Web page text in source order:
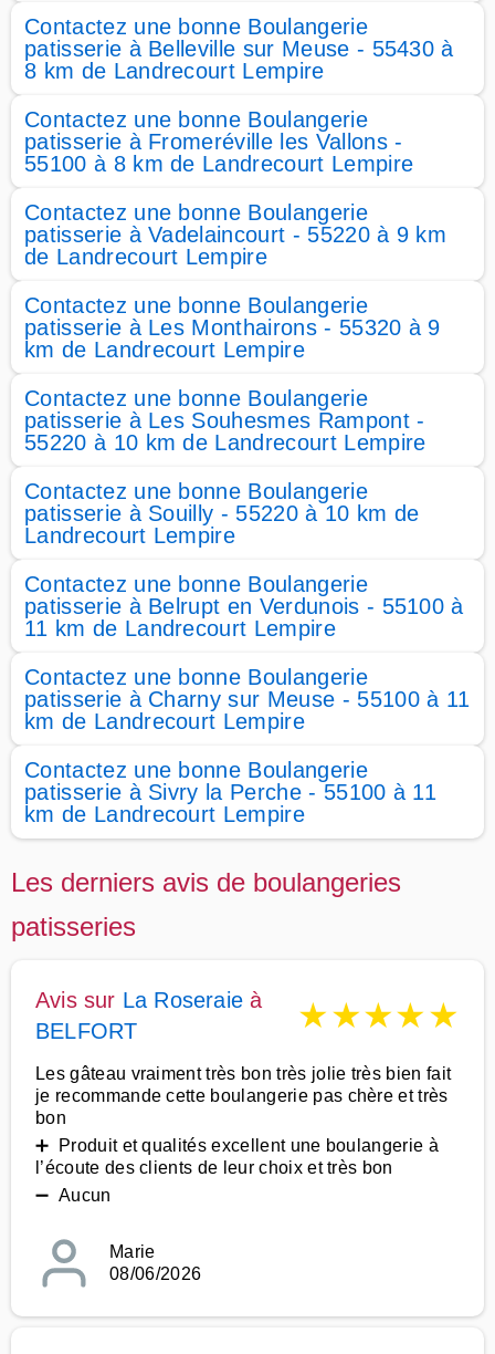
Contactez une bonne Boulangerie
patisserie à Belleville sur Meuse - 55430 à
8 km de Landrecourt Lempire
Contactez une bonne Boulangerie
patisserie à Fromeréville les Vallons -
55100 à 8 km de Landrecourt Lempire
Contactez une bonne Boulangerie
patisserie à Vadelaincourt - 55220 à 9 km
de Landrecourt Lempire
Contactez une bonne Boulangerie
patisserie à Les Monthairons - 55320 à 9
km de Landrecourt Lempire
Contactez une bonne Boulangerie
patisserie à Les Souhesmes Rampont -
55220 à 10 km de Landrecourt Lempire
Contactez une bonne Boulangerie
patisserie à Souilly - 55220 à 10 km de
Landrecourt Lempire
Contactez une bonne Boulangerie
patisserie à Belrupt en Verdunois - 55100 à
11 km de Landrecourt Lempire
Contactez une bonne Boulangerie
patisserie à Charny sur Meuse - 55100 à 11
km de Landrecourt Lempire
Contactez une bonne Boulangerie
patisserie à Sivry la Perche - 55100 à 11
km de Landrecourt Lempire
Les derniers avis de boulangeries
patisseries
Avis sur La Roseraie à
BELFORT
★★★★★
Les gâteau vraiment très bon très jolie très bien fait
je recommande cette boulangerie pas chère et très
bon
➕ Produit et qualités excellent une boulangerie à
l’écoute des clients de leur choix et très bon
➖ Aucun
Marie
08/06/2026